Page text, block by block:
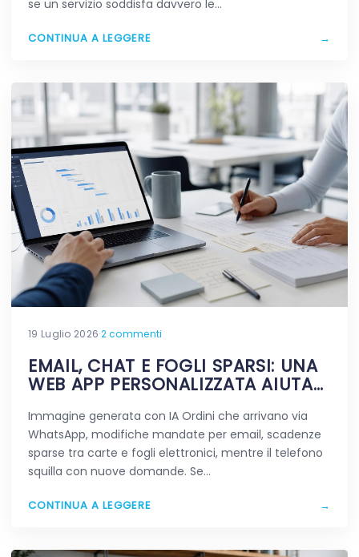
se un servizio soddisfa davvero le…
CONTINUA A LEGGERE →
19 Luglio 2026·2 commenti
EMAIL, CHAT E FOGLI SPARSI: UNA
WEB APP PERSONALIZZATA AIUTA
Immagine generata con IA Ordini che arrivano via
WhatsApp, modifiche mandate per email, scadenze
sparse tra carte e fogli elettronici, mentre il telefono
squilla con nuove domande. Se…
CONTINUA A LEGGERE →